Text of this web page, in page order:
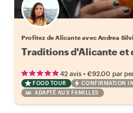
Profitez de Alicante avec Andrea
Traditions d'Alicante et
42 avis • €92.00 par
FOOD TOUR
CONFIRMATION
ADAPTÉ AUX FAMILLES